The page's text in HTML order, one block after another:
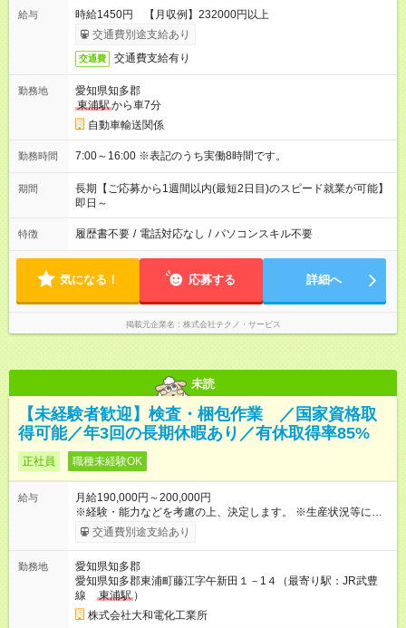
給与
時給1450円 【月収例】232000円以上
交通費別途支給あり
交通費 交通費支給有り
勤務地
愛知県知多郡
東浦駅から車7分
自動車輸送関係
勤務時間 7:00～16:00 ※表記のうち実働8時間です。
期間
長期【ご応募から1週間以内(最短2日目)のスピード就業が可能】
即日～
特徴 履歴書不要 / 電話対応なし / パソコンスキル不要
気になる！ 応募する 詳細へ
掲載元企業名 株式会社テクノ・サービス
未読
【未経験者歓迎】検査・梱包作業 ／国家資格取
得可能／年3回の長期休暇あり／有休取得率85%
正社員 職種未経験OK
給与
月給190,000円～200,000円
※経験・能力などを考慮の上、決定します。 ※生産状況等によっ
て異なりますが、残業は全社平均で月20時間程度です。 残業
が発生した場合は全額支給します。 ※試用期間は2ヶ月で、条件
さ：2ヶ月 雇用形態、給与は本採用時と同じです。
交通費別途支給あり
勤務地
愛知県知多郡
愛知県知多郡東浦町藤江字午新田１－1４（最寄り駅：JR武豊
線
東浦駅 ）
株式会社大和電化工業所